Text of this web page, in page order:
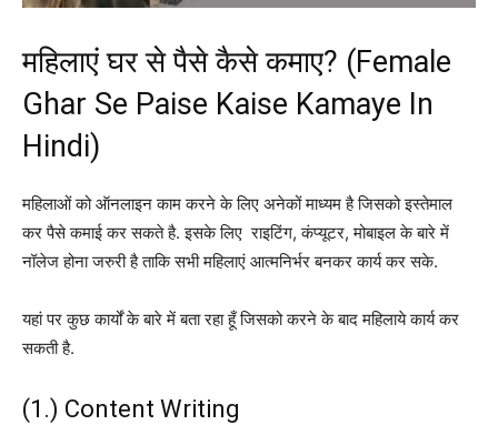
महिलाएं घर से पैसे कैसे कमाए? (Female
Ghar Se Paise Kaise Kamaye In
Hindi)
महिलाओं को ऑनलाइन काम करने के लिए अनेकों माध्यम है जिसको इस्तेमाल
कर पैसे कमाई कर सकते है. इसके लिए राइटिंग, कंप्यूटर, मोबाइल के बारे में
नॉलेज होना जरुरी है ताकि सभी महिलाएं आत्मनिर्भर बनकर कार्य कर सके.
यहां पर कुछ कार्यों के बारे में बता रहा हूँ जिसको करने के बाद महिलाये कार्य कर
सकती है.
(1.) Content Writing